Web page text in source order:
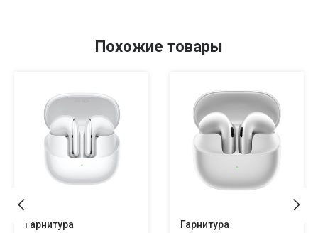
Похожие товары
Гарнитура
Гарнитура